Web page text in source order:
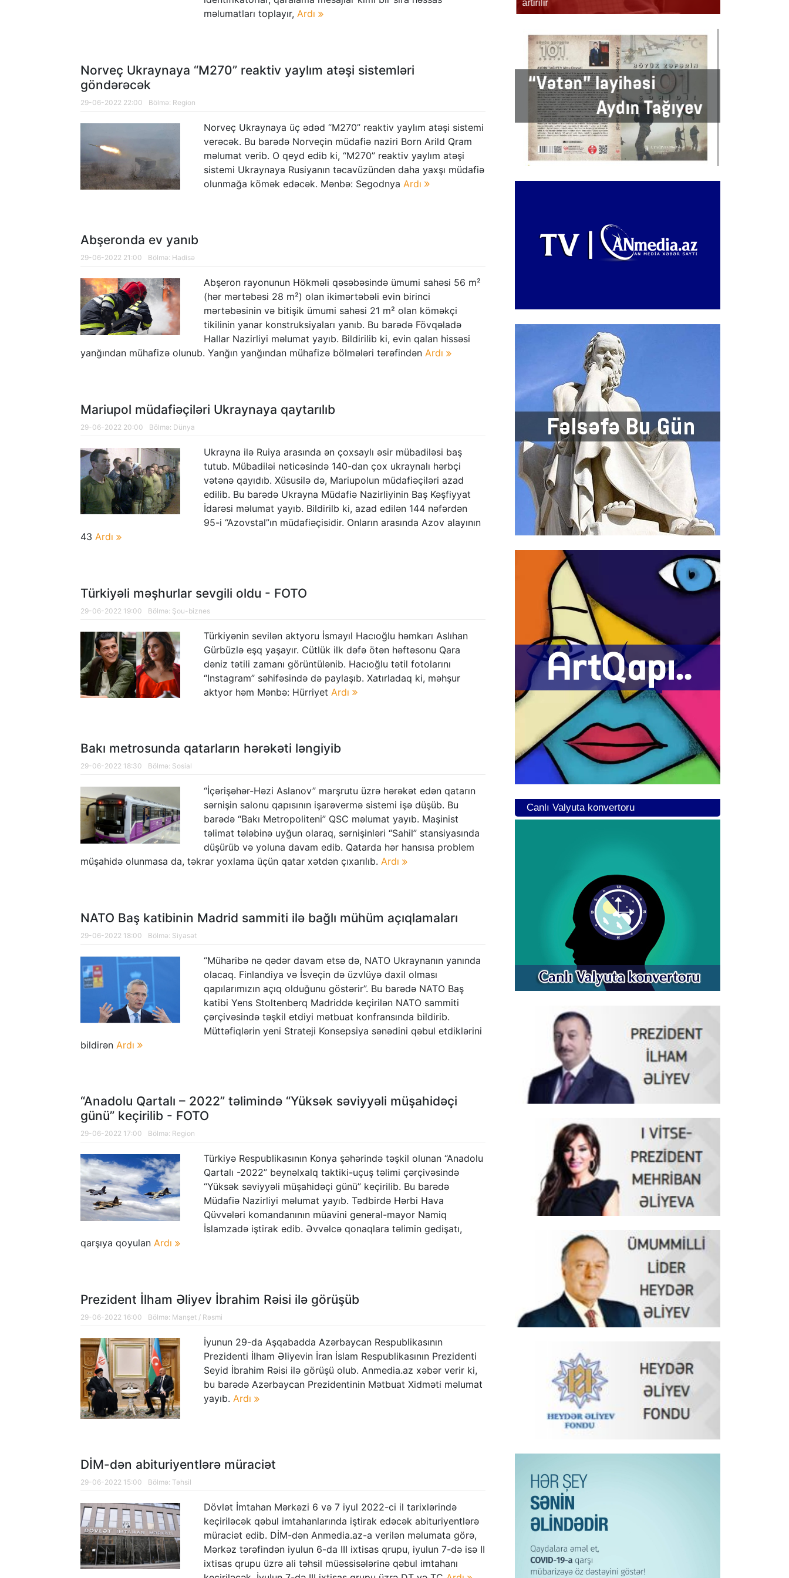
məlumatları toplayır, Ardı
Norveç Ukraynaya “M270” reaktiv yaylım atəşi sistemləri
göndərəcək
29-06-2022 22:00 Bölmə: Region
Norveç Ukraynaya üç ədəd “M270” reaktiv yaylım atəşi sistemi
verəcək. Bu barədə Norveçin müdafiə naziri Born Arild Qram
məlumat verib. O qeyd edib ki, “M270” reaktiv yaylım atəşi
sistemi Ukraynaya Rusiyanın təcavüzündən daha yaxşı müdafiə
olunmağa kömək edəcək. Mənbə: Segodnya Ardı
Abşeronda ev yanıb
29-06-2022 21:00 Bölmə: Hadisə
Abşeron rayonunun Hökməli qəsəbəsində ümumi sahəsi 56 m²
(hər mərtəbəsi 28 m²) olan ikimərtəbəli evin birinci
mərtəbəsinin və bitişik ümumi sahəsi 21 m² olan köməkçi
tikilinin yanar konstruksiyaları yanıb. Bu barədə Fövqəladə
Hallar Nazirliyi məlumat yayıb. Bildirilib ki, evin qalan hissəsi
yanğından mühafizə olunub. Yanğın yanğından mühafizə bölmələri tərəfindən Ardı
Mariupol müdafiəçiləri Ukraynaya qaytarılıb
29-06-2022 20:00 Bölmə: Dünya
Ukrayna ilə Ruiya arasında ən çoxsaylı əsir mübadiləsi baş
tutub. Mübadiləi nəticəsində 140-dan çox ukraynalı hərbçi
vətənə qayıdıb. Xüsusilə də, Mariupolun müdafiəçiləri azad
edilib. Bu barədə Ukrayna Müdafiə Nazirliyinin Baş Kəşfiyyat
İdarəsi məlumat yayıb. Bildirilb ki, azad edilən 144 nəfərdən
95-i “Azovstal”ın müdafiəçisidir. Onların arasında Azov alayının
43 Ardı
Türkiyəli məşhurlar sevgili oldu - FOTO
29-06-2022 19:00 Bölmə: Şou-biznes
Türkiyənin sevilən aktyoru İsmayıl Hacıoğlu həmkarı Aslıhan
Gürbüzlə eşq yaşayır. Cütlük ilk dəfə ötən həftəsonu Qara
dəniz tətili zamanı görüntülənib. Hacıoğlu tətil fotolarını
“Instagram” səhifəsində də paylaşıb. Xatırladaq ki, məhşur
aktyor həm Mənbə: Hürriyet Ardı
Bakı metrosunda qatarların hərəkəti ləngiyib
29-06-2022 18:30 Bölmə: Sosial
“İçərişəhər-Həzi Aslanov” marşrutu üzrə hərəkət edən qatarın
sərnişin salonu qapısının işarəvermə sistemi işə düşüb. Bu
barədə “Bakı Metropoliteni” QSC məlumat yayıb. Maşinist
təlimat tələbinə uyğun olaraq, sərnişinləri “Sahil” stansiyasında
düşürüb və yoluna davam edib. Qatarda hər hansısa problem
müşahidə olunmasa da, təkrar yoxlama üçün qatar xətdən çıxarılıb. Ardı
NATO Baş katibinin Madrid sammiti ilə bağlı mühüm açıqlamaları
29-06-2022 18:00 Bölmə: Siyasət
“Müharibə nə qədər davam etsə də, NATO Ukraynanın yanında
olacaq. Finlandiya və İsveçin də üzvlüyə daxil olması
qapılarımızın açıq olduğunu göstərir”. Bu barədə NATO Baş
katibi Yens Stoltenberq Madriddə keçirilən NATO sammiti
çərçivəsində təşkil etdiyi mətbuat konfransında bildirib.
Müttəfiqlərin yeni Strateji Konsepsiya sənədini qəbul etdiklərini
bildirən Ardı
“Anadolu Qartalı – 2022” təlimində “Yüksək səviyyəli müşahidəçi
günü” keçirilib - FOTO
29-06-2022 17:00 Bölmə: Region
Türkiyə Respublikasının Konya şəhərində təşkil olunan “Anadolu
Qartalı -2022” beynəlxalq taktiki-uçuş təlimi çərçivəsində
“Yüksək səviyyəli müşahidəçi günü” keçirilib. Bu barədə
Müdafiə Nazirliyi məlumat yayıb. Tədbirdə Hərbi Hava
Qüvvələri komandanının müavini general-mayor Namiq
İslamzadə iştirak edib. Əvvəlcə qonaqlara təlimin gedişatı,
qarşıya qoyulan Ardı
Prezident İlham Əliyev İbrahim Rəisi ilə görüşüb
29-06-2022 16:00 Bölmə: Manşet / Rəsmi
İyunun 29-da Aşqabadda Azərbaycan Respublikasının
Prezidenti İlham Əliyevin İran İslam Respublikasının Prezidenti
Seyid İbrahim Rəisi ilə görüşü olub. Anmedia.az xəbər verir ki,
bu barədə Azərbaycan Prezidentinin Mətbuat Xidməti məlumat
yayıb. Ardı
DİM-dən abituriyentlərə müraciət
29-06-2022 15:00 Bölmə: Təhsil
Dövlət İmtahan Mərkəzi 6 və 7 iyul 2022-ci il tarixlərində
keçiriləcək qəbul imtahanlarında iştirak edəcək abituriyentlərə
müraciət edib. DİM-dən Anmedia.az-a verilən məlumata görə,
Mərkəz tərəfindən iyulun 6-da III ixtisas qrupu, iyulun 7-də isə II
ixtisas qrupu üzrə ali təhsil müəssisələrinə qəbul imtahanı
kəşfiyyatçıların ailə üzvləri Şuşaya səfər edib
artırılır
Canlı Valyuta konvertoru